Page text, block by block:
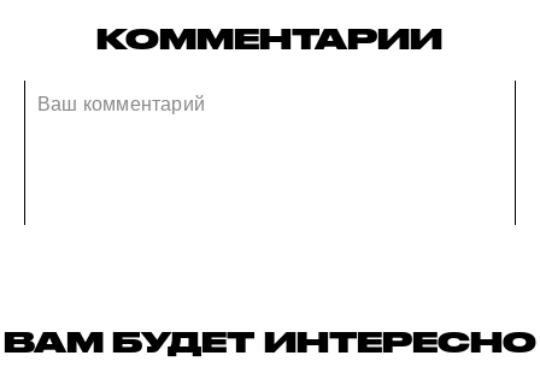
КОММЕНТАРИИ
ВАМ БУДЕТ ИНТЕРЕСНО